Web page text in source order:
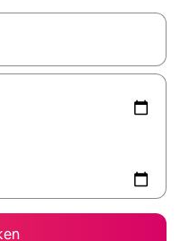
zijn, maak je een keuze